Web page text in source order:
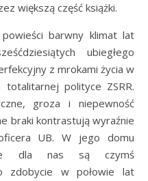
większą część książki.
barwny klimat lat
ubiegłego
z mrokami życia w
polityce ZSRR.
groza i niepewność
braki kontrastują wyraźnie
UB. W jego domu
dla nas są czymś
zdobycie w połowie lat